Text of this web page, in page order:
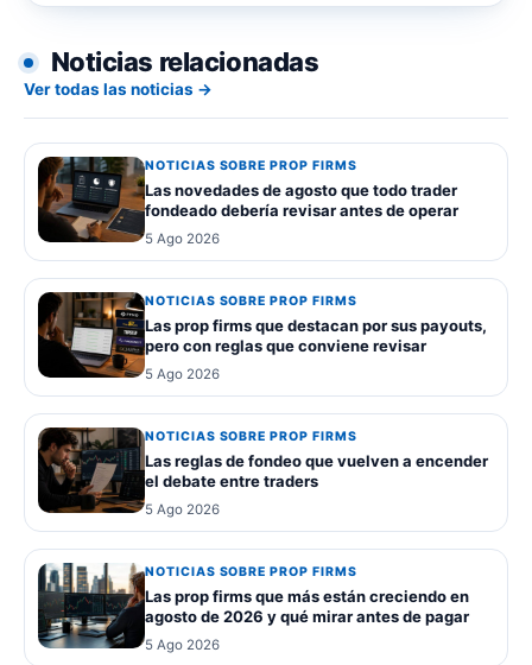
Noticias relacionadas
Ver todas las noticias →
NOTICIAS SOBRE PROP FIRMS
Las novedades de agosto que todo trader
fondeado debería revisar antes de operar
5 Ago 2026
NOTICIAS SOBRE PROP FIRMS
Las prop firms que destacan por sus payouts,
pero con reglas que conviene revisar
5 Ago 2026
NOTICIAS SOBRE PROP FIRMS
Las reglas de fondeo que vuelven a encender
el debate entre traders
5 Ago 2026
NOTICIAS SOBRE PROP FIRMS
Las prop firms que más están creciendo en
agosto de 2026 y qué mirar antes de pagar
5 Ago 2026